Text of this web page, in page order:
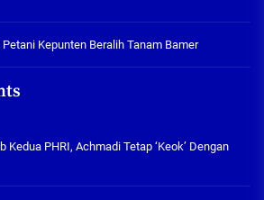
Kepunten Beralih Tanam Bamer
Kedua PHRI, Achmadi Tetap ‘Keok’ Dengan